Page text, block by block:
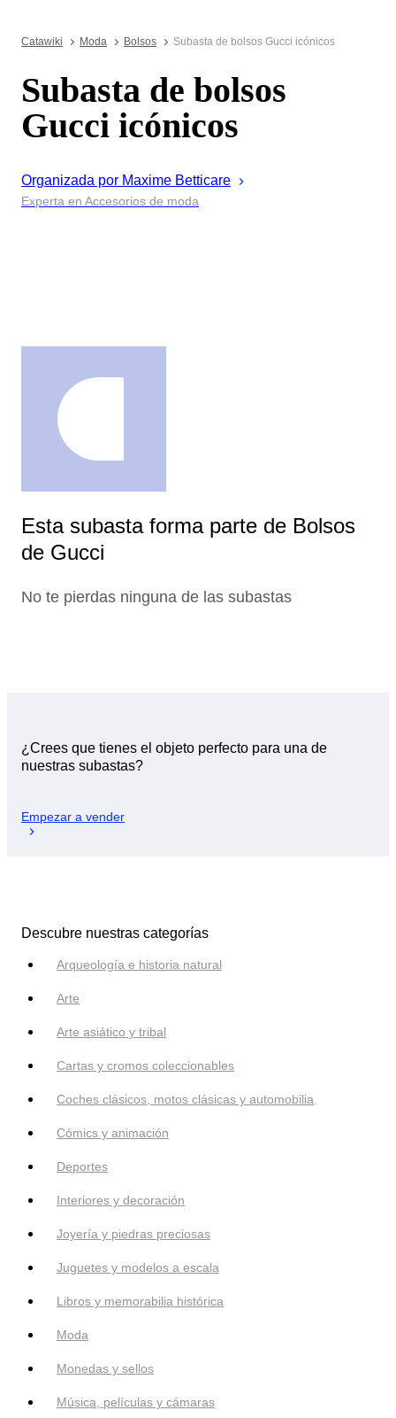
Catawiki Moda Bolsos Subasta de bolsos Gucci icónicos
Subasta de bolsos
Gucci icónicos
Organizada por Maxime Betticare
Experta en Accesorios de moda
Esta subasta forma parte de Bolsos
de Gucci
No te pierdas ninguna de las subastas
¿Crees que tienes el objeto perfecto para una de
nuestras subastas?
Empezar a vender
Descubre nuestras categorías
Arqueología e historia natural
Arte
Arte asiático y tribal
Cartas y cromos coleccionables
Coches clásicos, motos clásicas y automobilia
Cómics y animación
Deportes
Interiores y decoración
Joyería y piedras preciosas
Juguetes y modelos a escala
Libros y memorabilia histórica
Moda
Monedas y sellos
Música, películas y cámaras